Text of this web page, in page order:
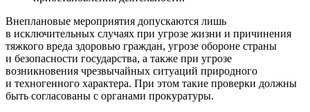
Внеплановые мероприятия допускаются лишь
в исключительных случаях при угрозе жизни и причинения
тяжкого вреда здоровью граждан, угрозе обороне страны
и безопасности государства, а также при угрозе
возникновения чрезвычайных ситуаций природного
и техногенного характера. При этом такие проверки должны
быть согласованы с органами прокуратуры.